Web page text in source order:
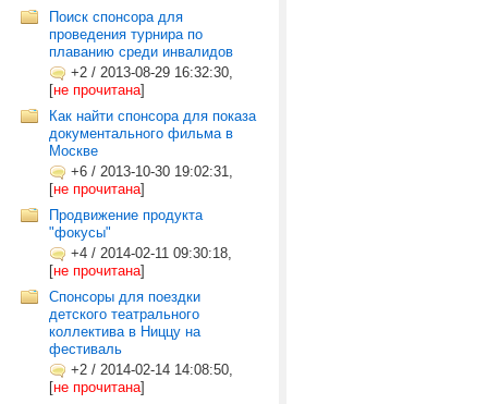
Поиск спонсора для
проведения турнира по
плаванию среди инвалидов
+2 / 2013-08-29 16:32:30,
[не прочитана]
Как найти спонсора для показа
документального фильма в
Москве
+6 / 2013-10-30 19:02:31,
[не прочитана]
Продвижение продукта
"фокусы"
+4 / 2014-02-11 09:30:18,
[не прочитана]
Спонсоры для поездки
детского театрального
коллектива в Ниццу на
фестиваль
+2 / 2014-02-14 14:08:50,
[не прочитана]